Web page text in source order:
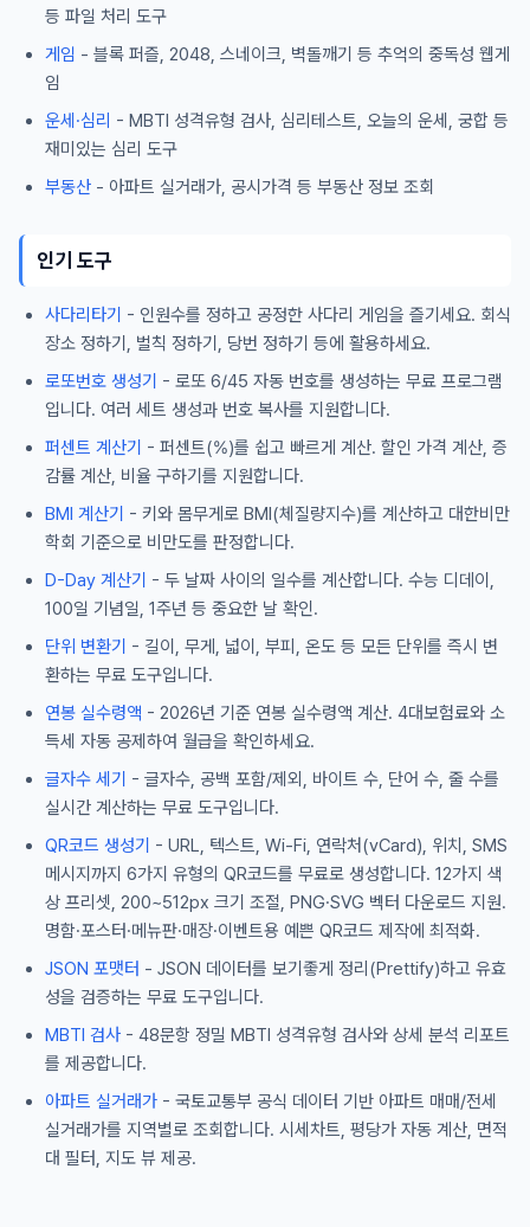
등 파일 처리 도구
게임 - 블록 퍼즐, 2048, 스네이크, 벽돌깨기 등 추억의 중독성 웹게
임
운세·심리 - MBTI 성격유형 검사, 심리테스트, 오늘의 운세, 궁합 등
재미있는 심리 도구
부동산 - 아파트 실거래가, 공시가격 등 부동산 정보 조회
인기 도구
사다리타기 - 인원수를 정하고 공정한 사다리 게임을 즐기세요. 회식
장소 정하기, 벌칙 정하기, 당번 정하기 등에 활용하세요.
로또번호 생성기 - 로또 6/45 자동 번호를 생성하는 무료 프로그램
입니다. 여러 세트 생성과 번호 복사를 지원합니다.
퍼센트 계산기 - 퍼센트(%)를 쉽고 빠르게 계산. 할인 가격 계산, 증
감률 계산, 비율 구하기를 지원합니다.
BMI 계산기 - 키와 몸무게로 BMI(체질량지수)를 계산하고 대한비만
학회 기준으로 비만도를 판정합니다.
D-Day 계산기 - 두 날짜 사이의 일수를 계산합니다. 수능 디데이,
100일 기념일, 1주년 등 중요한 날 확인.
단위 변환기 - 길이, 무게, 넓이, 부피, 온도 등 모든 단위를 즉시 변
환하는 무료 도구입니다.
연봉 실수령액 - 2026년 기준 연봉 실수령액 계산. 4대보험료와 소
득세 자동 공제하여 월급을 확인하세요.
글자수 세기 - 글자수, 공백 포함/제외, 바이트 수, 단어 수, 줄 수를
실시간 계산하는 무료 도구입니다.
QR코드 생성기 - URL, 텍스트, Wi-Fi, 연락처(vCard), 위치, SMS
메시지까지 6가지 유형의 QR코드를 무료로 생성합니다. 12가지 색
상 프리셋, 200~512px 크기 조절, PNG·SVG 벡터 다운로드 지원.
명함·포스터·메뉴판·매장·이벤트용 예쁜 QR코드 제작에 최적화.
JSON 포맷터 - JSON 데이터를 보기좋게 정리(Prettify)하고 유효
성을 검증하는 무료 도구입니다.
MBTI 검사 - 48문항 정밀 MBTI 성격유형 검사와 상세 분석 리포트
를 제공합니다.
아파트 실거래가 - 국토교통부 공식 데이터 기반 아파트 매매/전세
실거래가를 지역별로 조회합니다. 시세차트, 평당가 자동 계산, 면적
대 필터, 지도 뷰 제공.